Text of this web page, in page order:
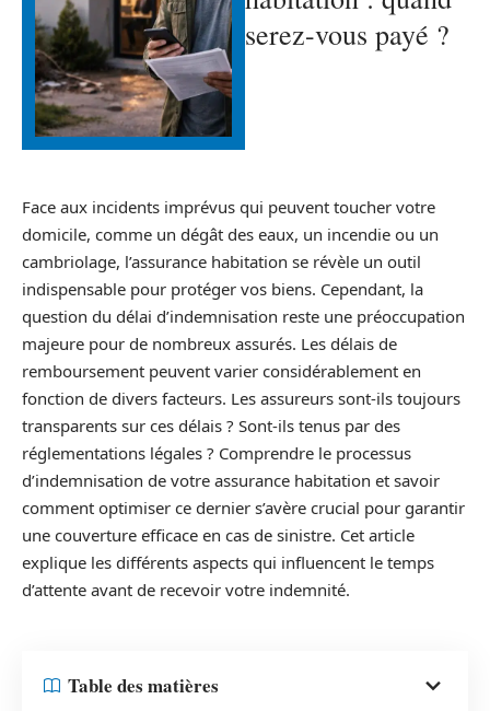
serez-vous payé ?
Face aux incidents imprévus qui peuvent toucher votre
domicile, comme un dégât des eaux, un incendie ou un
cambriolage, l’assurance habitation se révèle un outil
indispensable pour protéger vos biens. Cependant, la
question du délai d’indemnisation reste une préoccupation
majeure pour de nombreux assurés. Les délais de
remboursement peuvent varier considérablement en
fonction de divers facteurs. Les assureurs sont-ils toujours
transparents sur ces délais ? Sont-ils tenus par des
réglementations légales ? Comprendre le processus
d’indemnisation de votre assurance habitation et savoir
comment optimiser ce dernier s’avère crucial pour garantir
une couverture efficace en cas de sinistre. Cet article
explique les différents aspects qui influencent le temps
d’attente avant de recevoir votre indemnité.
Table des matières